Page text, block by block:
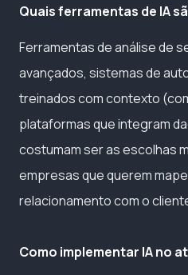
Quais ferramentas de IA
Ferramentas de análise de
avançados, sistemas de
treinados com contexto
plataformas que integram
costumam ser as escolhas
empresas que querem
relacionamento com o
Como implementar IA no